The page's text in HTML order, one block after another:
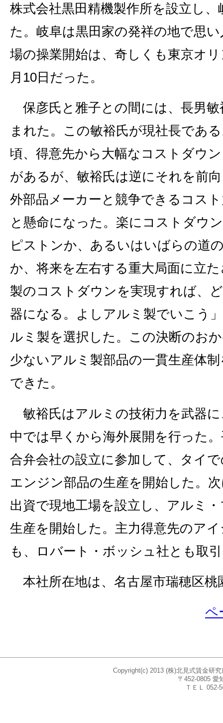
株式会社黒田精機製作所を設立し
た。岐阜は黒田家の発祥の地で思
場の操業開始は、奇しくも東京オ
月10日だった。
保彦氏と雅子との間には、長男敏
まれた。この敏裕氏が現社長であ
頃、得意先から大幅なコストダウ
があるが、敏裕氏は逆にそれを前
外部品メーカーと競争できるコス
と懸命になった。楽にコストダウ
ピストンか、あるいはいばらの道
か、将来を左右する重大局面に立
製のコストダウンを実現すれば、
器になる。よしアルミ製でいこう
ルミ製を選択した。この決断のお
少ないアルミ製部品の一貫生産体
できた。
敏裕氏はアルミの技術力を武器に
中では早くから海外展開を行った
合弁会社の設立に参加して、タイ
エンジン部品の生産を開始した。
出資で現地工場を設立し、アルミ
生産を開始した。主力得意先のア
も、ロバート・ボッシュ社とも取
本社所在地は、名古屋市瑞穂区桃
ペ
Copyright(c) 2013 (株)北見式賃金研
〒452-0805 愛
ＴＥＬ 052-